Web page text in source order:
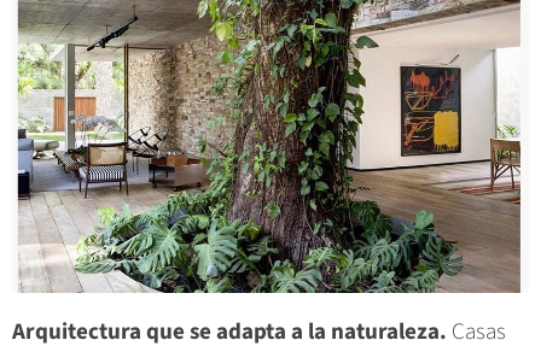
Arquitectura que se adapta a la naturaleza. Casas